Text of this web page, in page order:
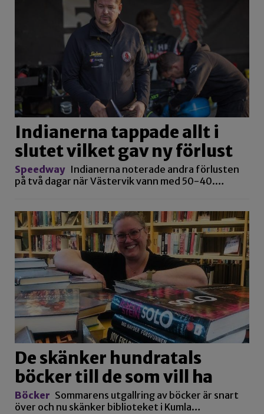
Indianerna tappade allt i
slutet vilket gav ny förlust
Speedway Indianerna noterade andra förlusten
på två dagar när Västervik vann med 50-40.…
De skänker hundratals
böcker till de som vill ha
Böcker Sommarens utgallring av böcker är snart
över och nu skänker biblioteket i Kumla…